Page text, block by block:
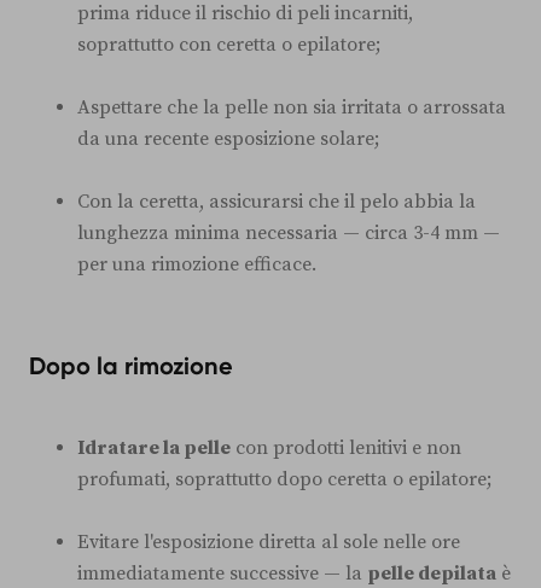
prima riduce il rischio di peli incarniti,
soprattutto con ceretta o epilatore;
Aspettare che la pelle non sia irritata o arrossata
da una recente esposizione solare;
Con la ceretta, assicurarsi che il pelo abbia la
lunghezza minima necessaria — circa 3-4 mm —
per una rimozione efficace.
Dopo la rimozione
Idratare la pelle con prodotti lenitivi e non
profumati, soprattutto dopo ceretta o epilatore;
Evitare l'esposizione diretta al sole nelle ore
immediatamente successive — la pelle depilata è